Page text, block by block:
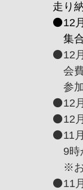
走り
⚫️12
集合
⚫️12
会
参加
⚫️12
⚫️12
⚫️11
9時
※お
⚫️11